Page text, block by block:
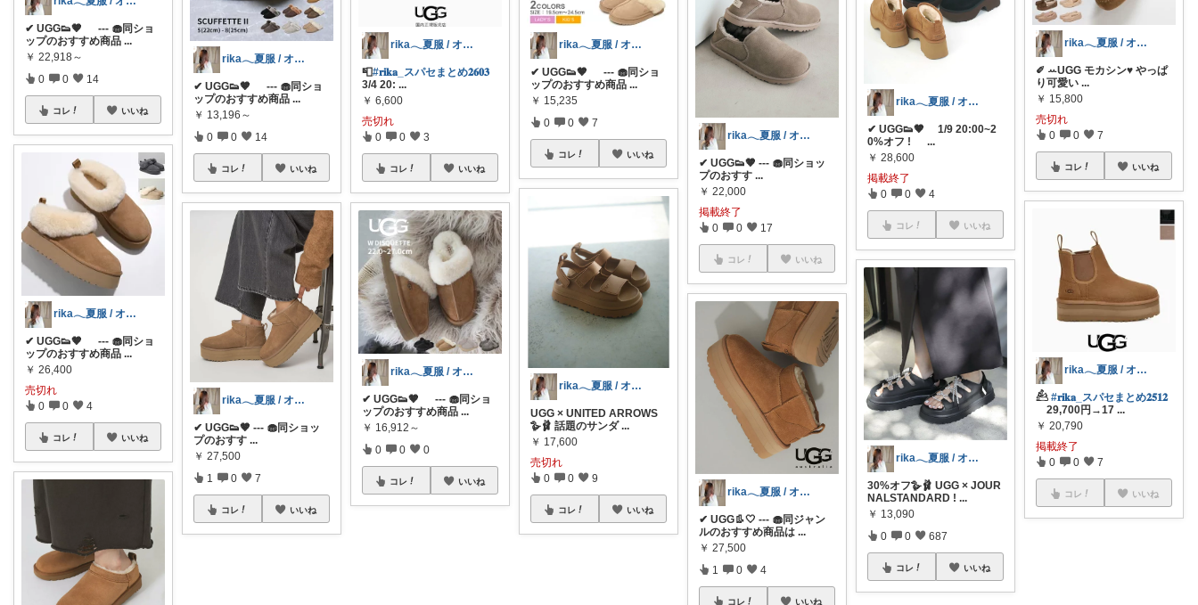
✔︎ UGG👟🤎 --- 🧁同ショ
ップのおすすめ商品 ...
￥ 22,918～
0 0 14
コレ いいね
rika𓂃夏服 / オリ写𓍼
✔︎ UGG👟🤎 --- 🧁同ショ
ップのおすすめ商品 ...
￥ 26,400
売切れ
0 0 4
コレ いいね
rika𓂃夏服 / オリ写𓍼
✔︎ UGG👟🤎 --- 🧁同ショ
ップのおすすめ商品 ...
￥ 13,196～
0 0 14
コレ いいね
rika𓂃夏服 / オリ写𓍼
✔︎ UGG👟🤎 --- 🧁同ショッ
プのおすす ...
￥ 27,500
1 0 7
コレ いいね
rika𓂃夏服 / オリ写𓍼
📮#𝐫𝐢𝐤𝐚_スパセまとめ𝟐𝟔𝟎𝟑
3/4 20: ...
￥ 6,600
売切れ
0 0 3
コレ いいね
rika𓂃夏服 / オリ写𓍼
✔︎ UGG👟🤎 --- 🧁同ショ
ップのおすすめ商品 ...
￥ 16,912～
0 0 0
コレ いいね
rika𓂃夏服 / オリ写𓍼
✔︎ UGG👟🤎 --- 🧁同ショ
ップのおすすめ商品 ...
￥ 15,235
0 0 7
コレ いいね
rika𓂃夏服 / オリ写𓍼
UGG × UNITED ARROWS
🪿🩰 話題のサンダ ...
￥ 17,600
売切れ
0 0 9
コレ いいね
rika𓂃夏服 / オリ写𓍼
✔︎ UGG👟🤎 --- 🧁同ショッ
プのおすす ...
￥ 22,000
掲載終了
0 0 17
コレ いいね
rika𓂃夏服 / オリ写𓍼
✔︎ UGG👢🤍 --- 🧁同ジャン
ルのおすすめ商品は ...
￥ 27,500
1 0 4
コレ いいね
rika𓂃夏服 / オリ写𓍼
✔︎ UGG👟🤎 1/9 20:00~2
0%オフ !...
￥ 28,600
掲載終了
0 0 4
コレ いいね
rika𓂃夏服 / オリ写𓍼
30%オフ🪿🩰 UGG × JOUR
NALSTANDARD ! ...
￥ 13,090
0 0 687
コレ いいね
rika𓂃夏服 / オリ写𓍼
✐ ꕀUGG モカシン♥ やっぱ
り可愛い ...
￥ 15,800
売切れ
0 0 7
コレ いいね
rika𓂃夏服 / オリ写𓍼
𓃕#𝐫𝐢𝐤𝐚_スパセまとめ𝟐𝟓𝟏𝟐
29,700円→17 ...
￥ 20,790
掲載終了
0 0 7
コレ いいね